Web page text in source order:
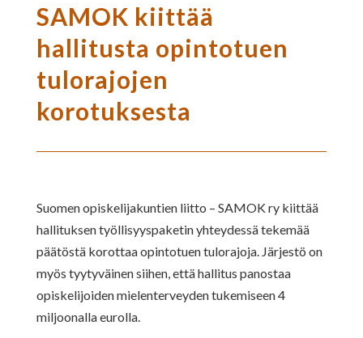
SAMOK kiittää
hallitusta opintotuen
tulorajojen
korotuksesta
Suomen opiskelijakuntien liitto – SAMOK ry kiittää
hallituksen työllisyyspaketin yhteydessä tekemää
päätöstä korottaa opintotuen tulorajoja. Järjestö on
myös tyytyväinen siihen, että hallitus panostaa
opiskelijoiden mielenterveyden tukemiseen 4
miljoonalla eurolla.